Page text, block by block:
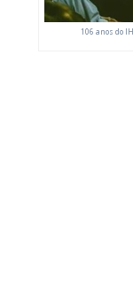
106 anos do